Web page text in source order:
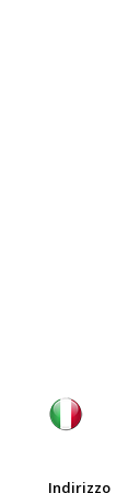
Indirizzo